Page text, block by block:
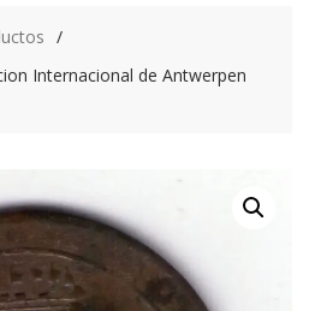
Internacional de Antwerpen